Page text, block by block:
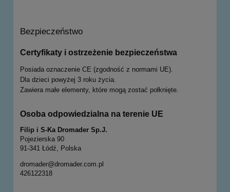
Bezpieczeństwo
Certyfikaty i ostrzeżenie bezpieczeństwa
Posiada oznaczenie CE (zgodność z normami UE).
Dla dzieci powyżej 3 roku życia.
Zawiera małe elementy, które mogą zostać połknięte.
Osoba odpowiedzialna na terenie UE
Filip i S-Ka Dromader Sp.J.
Pojezierska 90
91-341 Łódź, Polska
dromader@dromader.com.pl
426122318